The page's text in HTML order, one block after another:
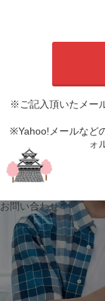
※ご記入頂いたメー
※Yahoo!メールなど
ォ
お問い合わせ